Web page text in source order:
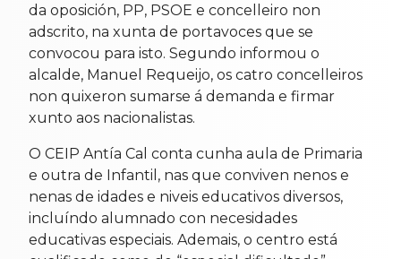
da oposición, PP, PSOE e concelleiro non
adscrito, na xunta de portavoces que se
convocou para isto. Segundo informou o
alcalde, Manuel Requeijo, os catro concelleiros
non quixeron sumarse á demanda e firmar
xunto aos nacionalistas.
O CEIP Antía Cal conta cunha aula de Primaria
e outra de Infantil, nas que conviven nenos e
nenas de idades e niveis educativos diversos,
incluíndo alumnado con necesidades
educativas especiais. Ademais, o centro está